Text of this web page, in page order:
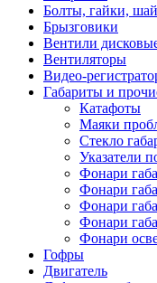
Болты, гайки,
Брызговики
Вентили
Вентиляторы
Видео-
Габариты и
Катафоты
Маяки
Стекло
Указатели
Фонари
Фонари
Фонари
Фонари
Фонари
Гофры
Двигатель